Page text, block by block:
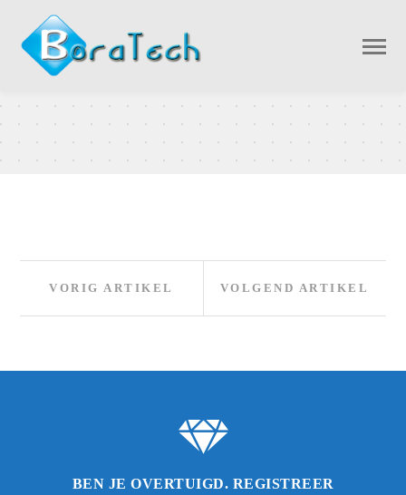
Bericht
navigatie
VORIG ARTIKEL VOLGEND ARTIKEL
BEN JE OVERTUIGD. REGISTREER